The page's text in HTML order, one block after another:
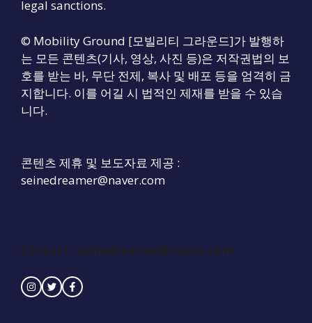
legal sanctions.
© Mobility Ground [모빌리티 그라운드]가 발행하
는 모든 콘텐츠(기사, 영상, 사진 등)은 저작권법의 보
호를 받는 바, 무단 전제, 복사 및 배포 등을 엄격히 금
지합니다. 이를 어길 시 법적인 제재를 받을 수 있습
니다.
콘텐츠 제휴 및 보도자료 제공 :
seinedreamer@naver.com
Contact : seinedreamer@naver.com